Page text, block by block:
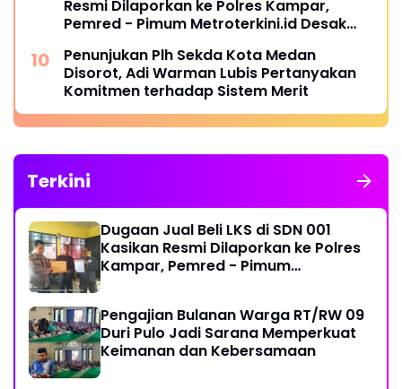
Resmi Dilaporkan ke Polres Kampar,
Pemred - Pimum Metroterkini.id Desak
Penunjukan Plh Sekda Kota Medan
Disorot, Adi Warman Lubis Pertanyakan
Komitmen terhadap Sistem Merit
Terkini
Dugaan Jual Beli LKS di SDN 001
Kasikan Resmi Dilaporkan ke Polres
Kampar, Pemred - Pimum
Pengajian Bulanan Warga RT/RW 09
Duri Pulo Jadi Sarana Memperkuat
Keimanan dan Kebersamaan